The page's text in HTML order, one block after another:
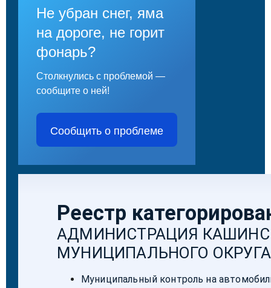
Не убран снег, яма
на дороге, не горит
фонарь?
Столкнулись с проблемой —
сообщите о ней!
Сообщить о проблеме